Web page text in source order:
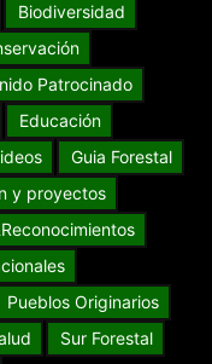
Biodiversidad
Patrocinado
Educación
Guia Forestal
y proyectos
Pueblos Originarios
Sur Forestal